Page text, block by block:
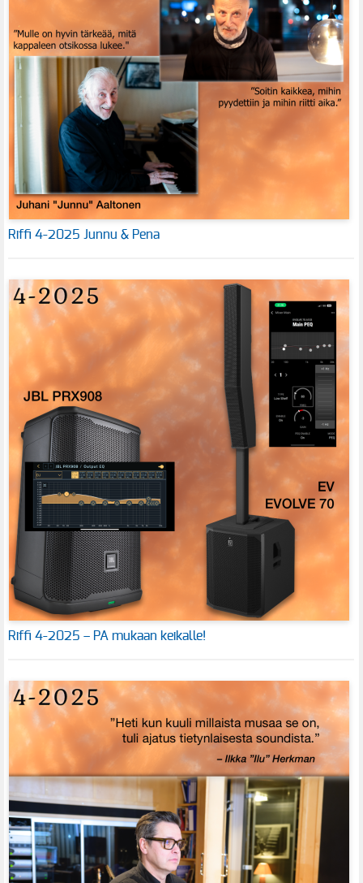
Riffi 4-2025 Junnu & Pena
Riffi 4-2025 – PA mukaan keikalle!